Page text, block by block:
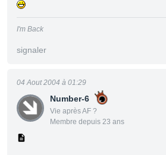
I'm Back
signaler
Number-6
Vie après AF ?
Membre depuis 23 ans
04 Aout 2004 à 01:29